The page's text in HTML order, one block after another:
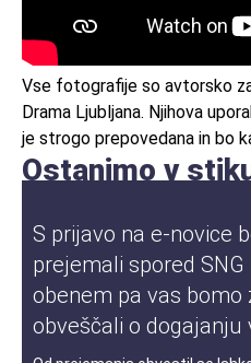
Vse fotografije so avtorsko
Drama Ljubljana. Njihova
je strogo prepovedana in bo
Ostanimo v
S prijavo na e-novice
prejemali spored
obenem pa vas bomo
obveščali o dogajanju